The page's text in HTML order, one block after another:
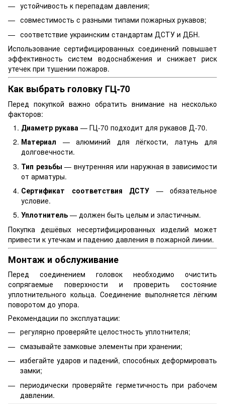
устойчивость к перепадам давления;
совместимость с разными типами пожарных рукавов;
соответствие украинским стандартам ДСТУ и ДБН.
Использование сертифицированных соединений повышает
эффективность систем водоснабжения и снижает риск
утечек при тушении пожаров.
Как выбрать головку ГЦ-70
Перед покупкой важно обратить внимание на несколько
факторов:
Диаметр рукава — ГЦ-70 подходит для рукавов Д-70.
Материал — алюминий для лёгкости, латунь для
долговечности.
Тип резьбы — внутренняя или наружная в зависимости
от арматуры.
Сертификат соответствия ДСТУ — обязательное
условие.
Уплотнитель — должен быть целым и эластичным.
Покупка дешёвых несертифицированных изделий может
привести к утечкам и падению давления в пожарной линии.
Монтаж и обслуживание
Перед соединением головок необходимо очистить
сопрягаемые поверхности и проверить состояние
уплотнительного кольца. Соединение выполняется лёгким
поворотом до упора.
Рекомендации по эксплуатации:
регулярно проверяйте целостность уплотнителя;
смазывайте замковые элементы при хранении;
избегайте ударов и падений, способных деформировать
замки;
периодически проверяйте герметичность при рабочем
давлении.